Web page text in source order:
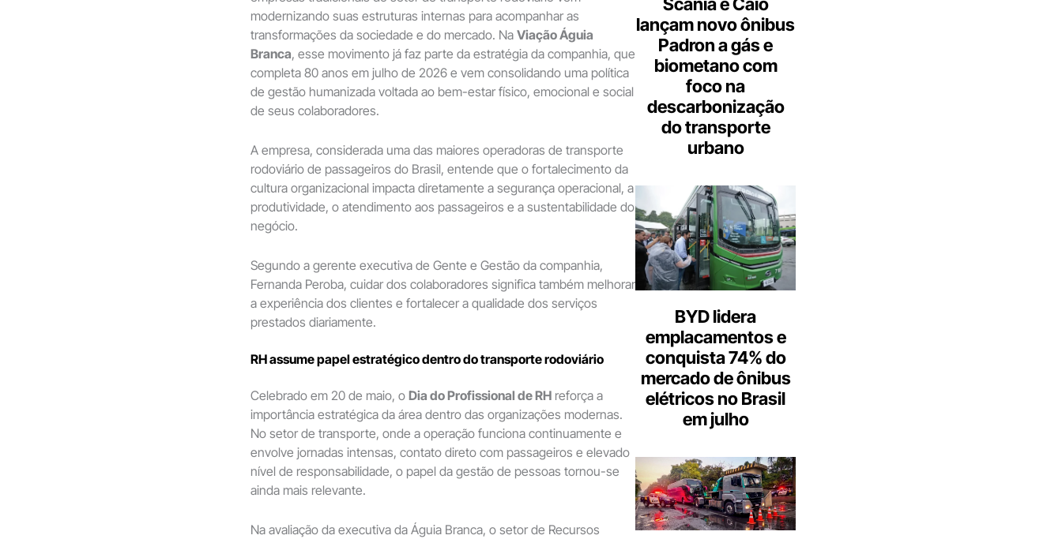
modernizando suas estruturas internas para acompanhar as
transformações da sociedade e do mercado. Na Viação Águia
Branca, esse movimento já faz parte da estratégia da companhia, que
completa 80 anos em julho de 2026 e vem consolidando uma política
de gestão humanizada voltada ao bem-estar físico, emocional e social
de seus colaboradores.
A empresa, considerada uma das maiores operadoras de transporte
rodoviário de passageiros do Brasil, entende que o fortalecimento da
cultura organizacional impacta diretamente a segurança operacional, a
produtividade, o atendimento aos passageiros e a sustentabilidade do
negócio.
Segundo a gerente executiva de Gente e Gestão da companhia,
Fernanda Peroba, cuidar dos colaboradores significa também melhorar
a experiência dos clientes e fortalecer a qualidade dos serviços
prestados diariamente.
RH assume papel estratégico dentro do transporte rodoviário
Celebrado em 20 de maio, o Dia do Profissional de RH reforça a
importância estratégica da área dentro das organizações modernas.
No setor de transporte, onde a operação funciona continuamente e
envolve jornadas intensas, contato direto com passageiros e elevado
nível de responsabilidade, o papel da gestão de pessoas tornou-se
ainda mais relevante.
Na avaliação da executiva da Águia Branca, o setor de Recursos
lançam novo ônibus
Padron a gás e
biometano com
foco na
descarbonização
do transporte
urbano
BYD lidera
emplacamentos e
conquista 74% do
mercado de ônibus
elétricos no Brasil
em julho